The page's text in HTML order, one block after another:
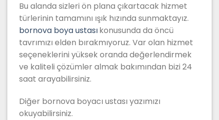
Bu alanda sizleri ön plana çıkartacak hizmet
türlerinin tamamını ışık hızında sunmaktayız.
bornova boya ustasıkonusunda da öncü
tavrımızı elden bırakmıyoruz. Var olan hizmet
seçeneklerini yüksek oranda değerlendirmek
ve kaliteli çözümler almak bakımından bizi 24
saat arayabilirsiniz.
Diğer bornova boyacı ustası yazımızı
okuyabilirsiniz.